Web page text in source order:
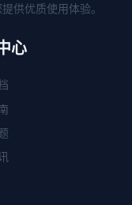
供优质使用体验。
心